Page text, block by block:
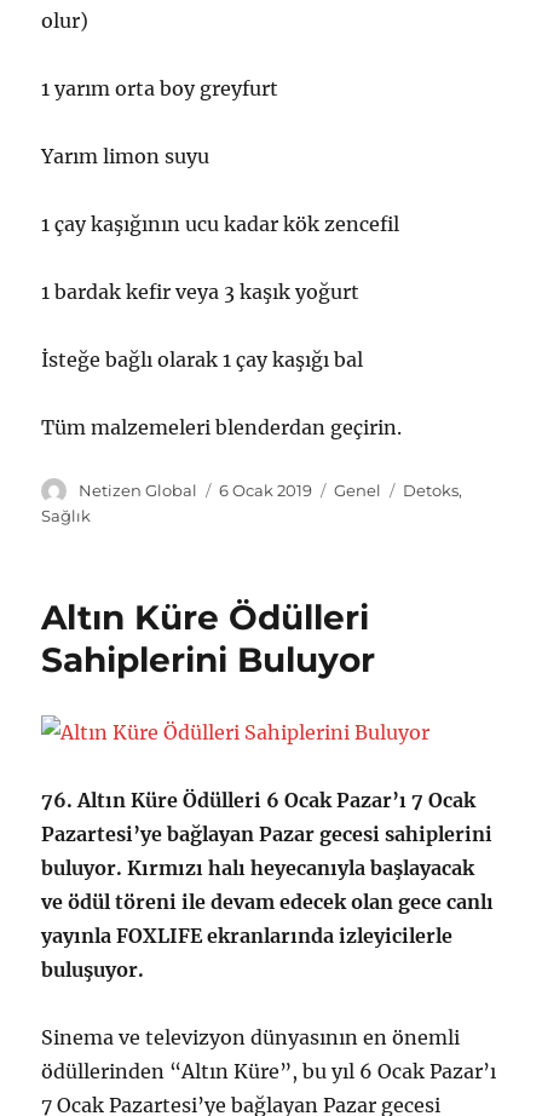
olur)
1 yarım orta boy greyfurt
Yarım limon suyu
1 çay kaşığının ucu kadar kök zencefil
1 bardak kefir veya 3 kaşık yoğurt
İsteğe bağlı olarak 1 çay kaşığı bal
Tüm malzemeleri blenderdan geçirin.
Y
a
Netizen Global
Y
a
i
6 Ocak 2019
K
o
i
r
Genel
E
Detoks,
Sağlık
Altın Küre Ödülleri
Sahiplerini Buluyor
76. Altın Küre Ödülleri 6 Ocak Pazar’ı 7 Ocak
Pazartesi’ye bağlayan Pazar gecesi sahiplerini
buluyor. Kırmızı halı heyecanıyla başlayacak
ve ödül töreni ile devam edecek olan gece canlı
yayınla FOXLIFE ekranlarında izleyicilerle
buluşuyor.
Sinema ve televizyon dünyasının en önemli
ödüllerinden “Altın Küre”, bu yıl 6 Ocak Pazar’ı
7 Ocak Pazartesi’ye bağlayan Pazar gecesi